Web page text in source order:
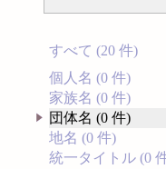
すべて (20 件)
個人名 (0 件)
家族名 (0 件)
団体名 (0 件)
地名 (0 件)
統一タイトル (0